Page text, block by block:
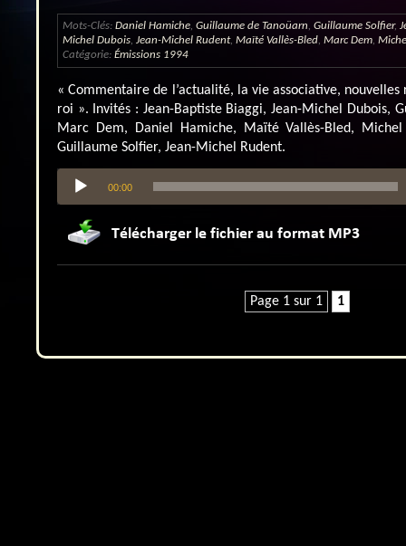
Mots-Clés: Daniel Hamiche Guillaume de Tanoüarn Guillaume Solfier,
Michel Dubois Jean-Michel Rudent, Maïté Vallès-Bled Marc Dem
Catégorie: Émissions 1994
« Commentaire de l’actualité, la vie associative, nouvelles
roi ». Invités : Jean-Baptiste Biaggi, Jean-Michel Dubois,
Marc Dem, Daniel Hamiche, Maïté Vallès-Bled, Michel
Guillaume Solfier, Jean-Michel Rudent.
Lecteur
audio
00:00
Page 1 sur 1 1